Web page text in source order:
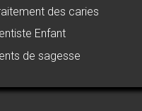
des caries
Enfant
de sagesse